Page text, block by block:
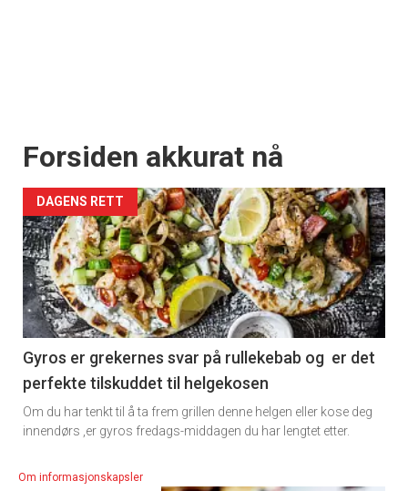
Forsiden akkurat nå
DAGENS RETT
Gyros er grekernes svar på rullekebab og er det
perfekte tilskuddet til helgekosen
Om du har tenkt til å ta frem grillen denne helgen eller kose deg
innendørs ,er gyros fredags-middagen du har lengtet etter.
Om informasjonskapsler